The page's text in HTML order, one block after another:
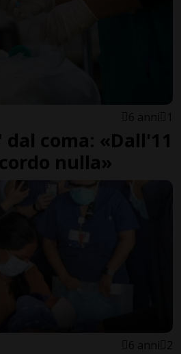
6 anni 1
coma: «Dall'11
nulla»
6 anni 2